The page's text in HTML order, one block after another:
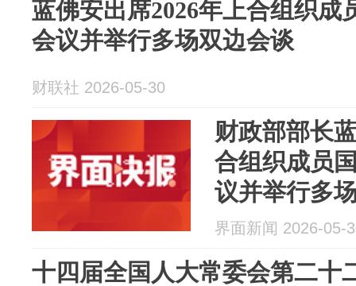
蓝佛安出席2026年上合组织成
会议并举行多场双边会谈
财联社 2026-05-30
财政部部长
合组织成员
议并举行多
界面新闻 2026-05-
十四届全国人大常委会第二十